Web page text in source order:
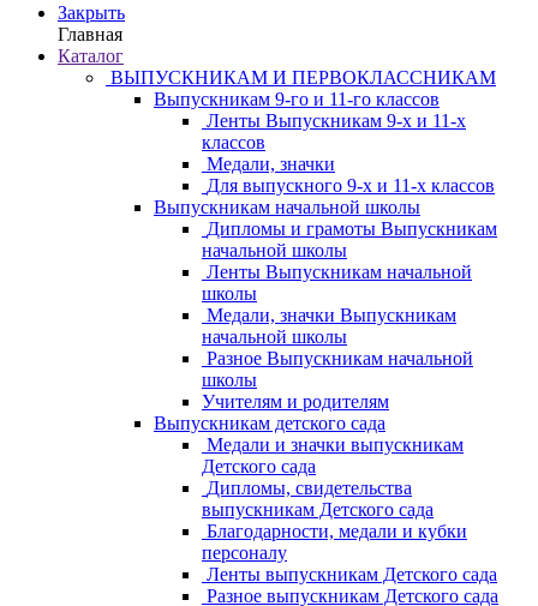
Закрыть
Главная
Каталог
ВЫПУСКНИКАМ И ПЕРВОКЛАССНИКАМ
Выпускникам 9-го и 11-го классов
Ленты Выпускникам 9-х и 11-х
классов
Медали, значки
Для выпускного 9-х и 11-х классов
Выпускникам начальной школы
Дипломы и грамоты Выпускникам
начальной школы
Ленты Выпускникам начальной
школы
Медали, значки Выпускникам
начальной школы
Разное Выпускникам начальной
школы
Учителям и родителям
Выпускникам детского сада
Медали и значки выпускникам
Детского сада
Дипломы, свидетельства
выпускникам Детского сада
Благодарности, медали и кубки
персоналу
Ленты выпускникам Детского сада
Разное выпускникам Детского сада